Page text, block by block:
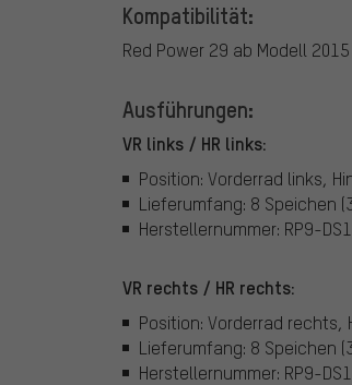
Kompatibilität:
Red Power 29 ab Modell 2015
Ausführungen:
VR links / HR links:
Position: Vorderrad links,
Lieferumfang: 8 Speichen
Herstellernummer: RP9-
VR rechts / HR rechts:
Position: Vorderrad rechts,
Lieferumfang: 8 Speichen
Herstellernummer: RP9-